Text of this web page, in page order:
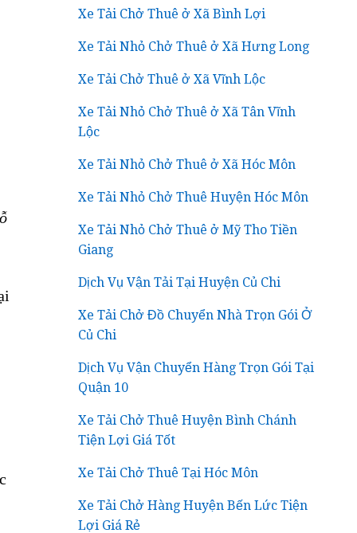
Xe Tải Chở Thuê ở Xã Bình Lợi
Xe Tải Nhỏ Chở Thuê ở Xã Hưng Long
Xe Tải Chở Thuê ở Xã Vĩnh Lộc
Xe Tải Nhỏ Chở Thuê ở Xã Tân Vĩnh
Lộc
Xe Tải Nhỏ Chở Thuê ở Xã Hóc Môn
Xe Tải Nhỏ Chở Thuê Huyện Hóc Môn
Xe Tải Nhỏ Chở Thuê ở Mỹ Tho Tiền
Giang
Dịch Vụ Vận Tải Tại Huyện Củ Chi
Xe Tải Chở Đồ Chuyển Nhà Trọn Gói Ở
Củ Chi
Dịch Vụ Vận Chuyển Hàng Trọn Gói Tại
Quận 10
Xe Tải Chở Thuê Huyện Bình Chánh
Tiện Lợi Giá Tốt
Xe Tải Chở Thuê Tại Hóc Môn
Xe Tải Chở Hàng Huyện Bến Lức Tiện
Lợi Giá Rẻ